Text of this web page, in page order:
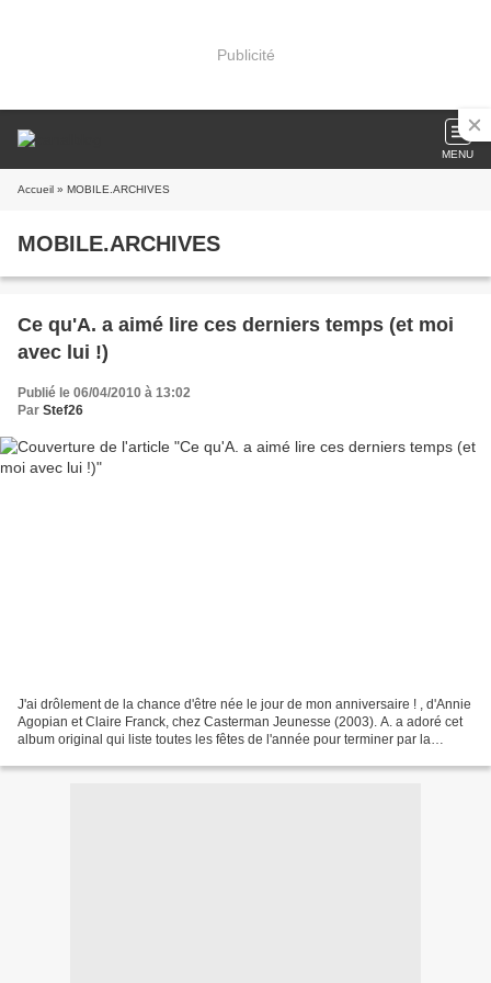
Publicité
MENU
Accueil » MOBILE.ARCHIVES
MOBILE.ARCHIVES
Ce qu'A. a aimé lire ces derniers temps (et moi
avec lui !)
Publié le 06/04/2010 à 13:02
Par Stef26
J'ai drôlement de la chance d'être née le jour de mon anniversaire ! , d'Annie
Agopian et Claire Franck, chez Casterman Jeunesse (2003). A. a adoré cet
album original qui liste toutes les fêtes de l'année pour terminer par la